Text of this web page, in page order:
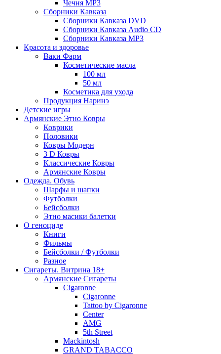
Чечня MP3
Сборники Кавказа
Сборники Кавказа DVD
Сборники Кавказа Audio CD
Сборники Кавказа MP3
Красота и здоровье
Ваки Фарм
Косметические масла
100 мл
50 мл
Косметика для ухода
Продукция Наринэ
Детские игры
Армянские Этно Ковры
Коврики
Половики
Ковры Модерн
3 D Ковры
Классические Ковры
Армянские Ковры
Одежда. Обувь
Шарфы и шапки
Футболки
Бейсболки
Этно масики балетки
О геноциде
Книги
Фильмы
Бейсболки / Футболки
Разное
Сигареты. Витрина 18+
Армянские Сигареты
Cigaronne
Cigaronne
Tattoo by Cigaronne
Center
AMG
5th Street
Mackintosh
GRAND TABACCO